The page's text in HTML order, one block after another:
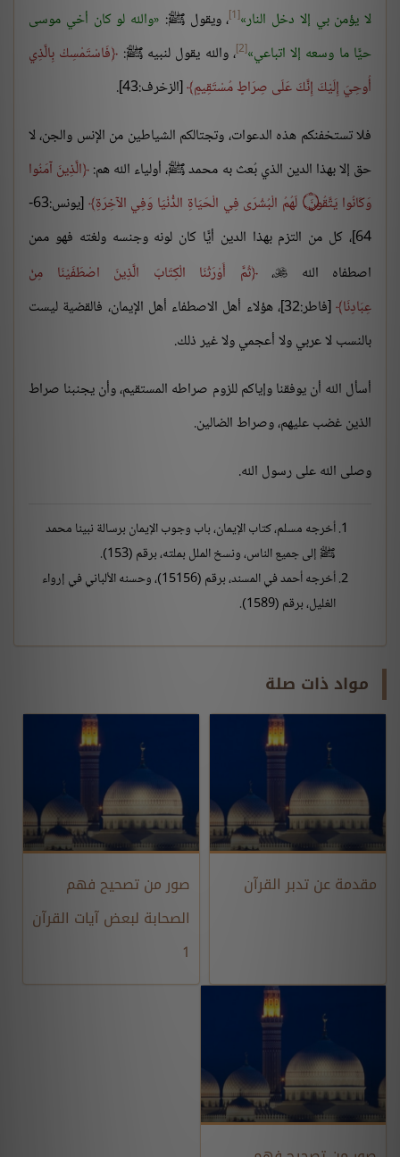
لا يؤمن بي إلا دخل النار [1] ، ويقول ﷺ: والله لو كان أخي موسى
حيًّا ما وسعه إلا اتباعي [2] ، والله يقول لنبيه ﷺ: فَاسْتَمْسِكْ بِالَّذِي
أُوحِيَ إِلَيْكَ إِنَّكَ عَلَى صِرَاطٍ مُسْتَقِيمٍ [الزخرف:43].
فلا تستخفنكم هذه الدعوات، وتجتالكم الشياطين من الإنس والجن، لا
حق إلا بهذا الدين الذي بُعث به محمد ﷺ، أولياء الله هم: الَّذِينَ آمَنُوا
وَكَانُوا يَتَّقُونَ۝ لَهُمُ الْبُشْرَى فِي الْحَيَاةِ الدُّنْيَا وَفِي الآخِرَةِ
[يونس:63-
64]، كل من التزم بهذا الدين أيًّا كان لونه وجنسه ولغته فهو ممن
اصطفاه الله
، ثُمَّ أَوْرَثْنَا الْكِتَابَ الَّذِينَ اصْطَفَيْنَا مِنْ
عِبَادِنَا
[فاطر:32]، هؤلاء أهل الاصطفاء أهل الإيمان، فالقضية ليست
بالنسب لا عربي ولا أعجمي ولا غير ذلك.
أسأل الله أن يوفقنا وإياكم للزوم صراطه المستقيم، وأن يجنبنا صراط
الذين غضب عليهم، وصراط الضالين.
وصلى الله على رسول الله.
أخرجه مسلم، كتاب الإيمان، باب وجوب الإيمان برسالة نبينا محمد
ﷺ إلى جميع الناس، ونسخ الملل بملته، برقم (153).
أخرجه أحمد في المسند، برقم (15156)، وحسنه الألباني في إرواء
الغليل، برقم (1589).
مواد ذات صلة
مقدمة عن تدبر القرآن
صور من تصحيح فهم
الصحابة لبعض آيات القرآن
1